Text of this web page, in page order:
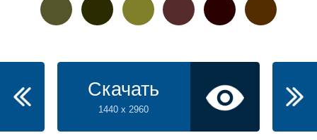
Скачать
1440 x 2960